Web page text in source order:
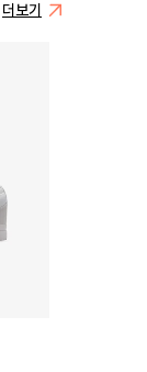
더보기